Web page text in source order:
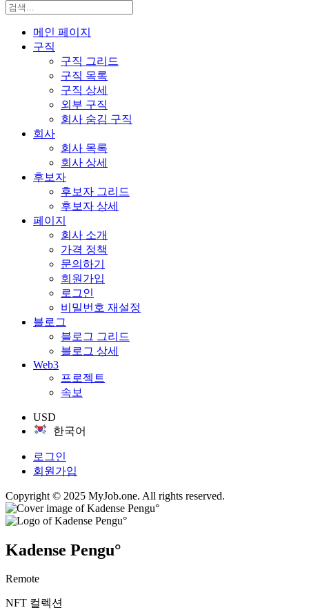
메인 페이지
구직
구직 그리드
구직 목록
구직 상세
외부 구직
회사 숨김 구직
회사
회사 목록
회사 상세
후보자
후보자 그리드
후보자 상세
페이지
회사 소개
가격 정책
문의하기
회원가입
로그인
비밀번호 재설정
블로그
블로그 그리드
블로그 상세
Web3
프로젝트
속보
USD
한국어
로그인
회원가입
Copyright © 2025 MyJob.one. All rights reserved.
Kadense Pengu°
Remote
NFT 컬렉션